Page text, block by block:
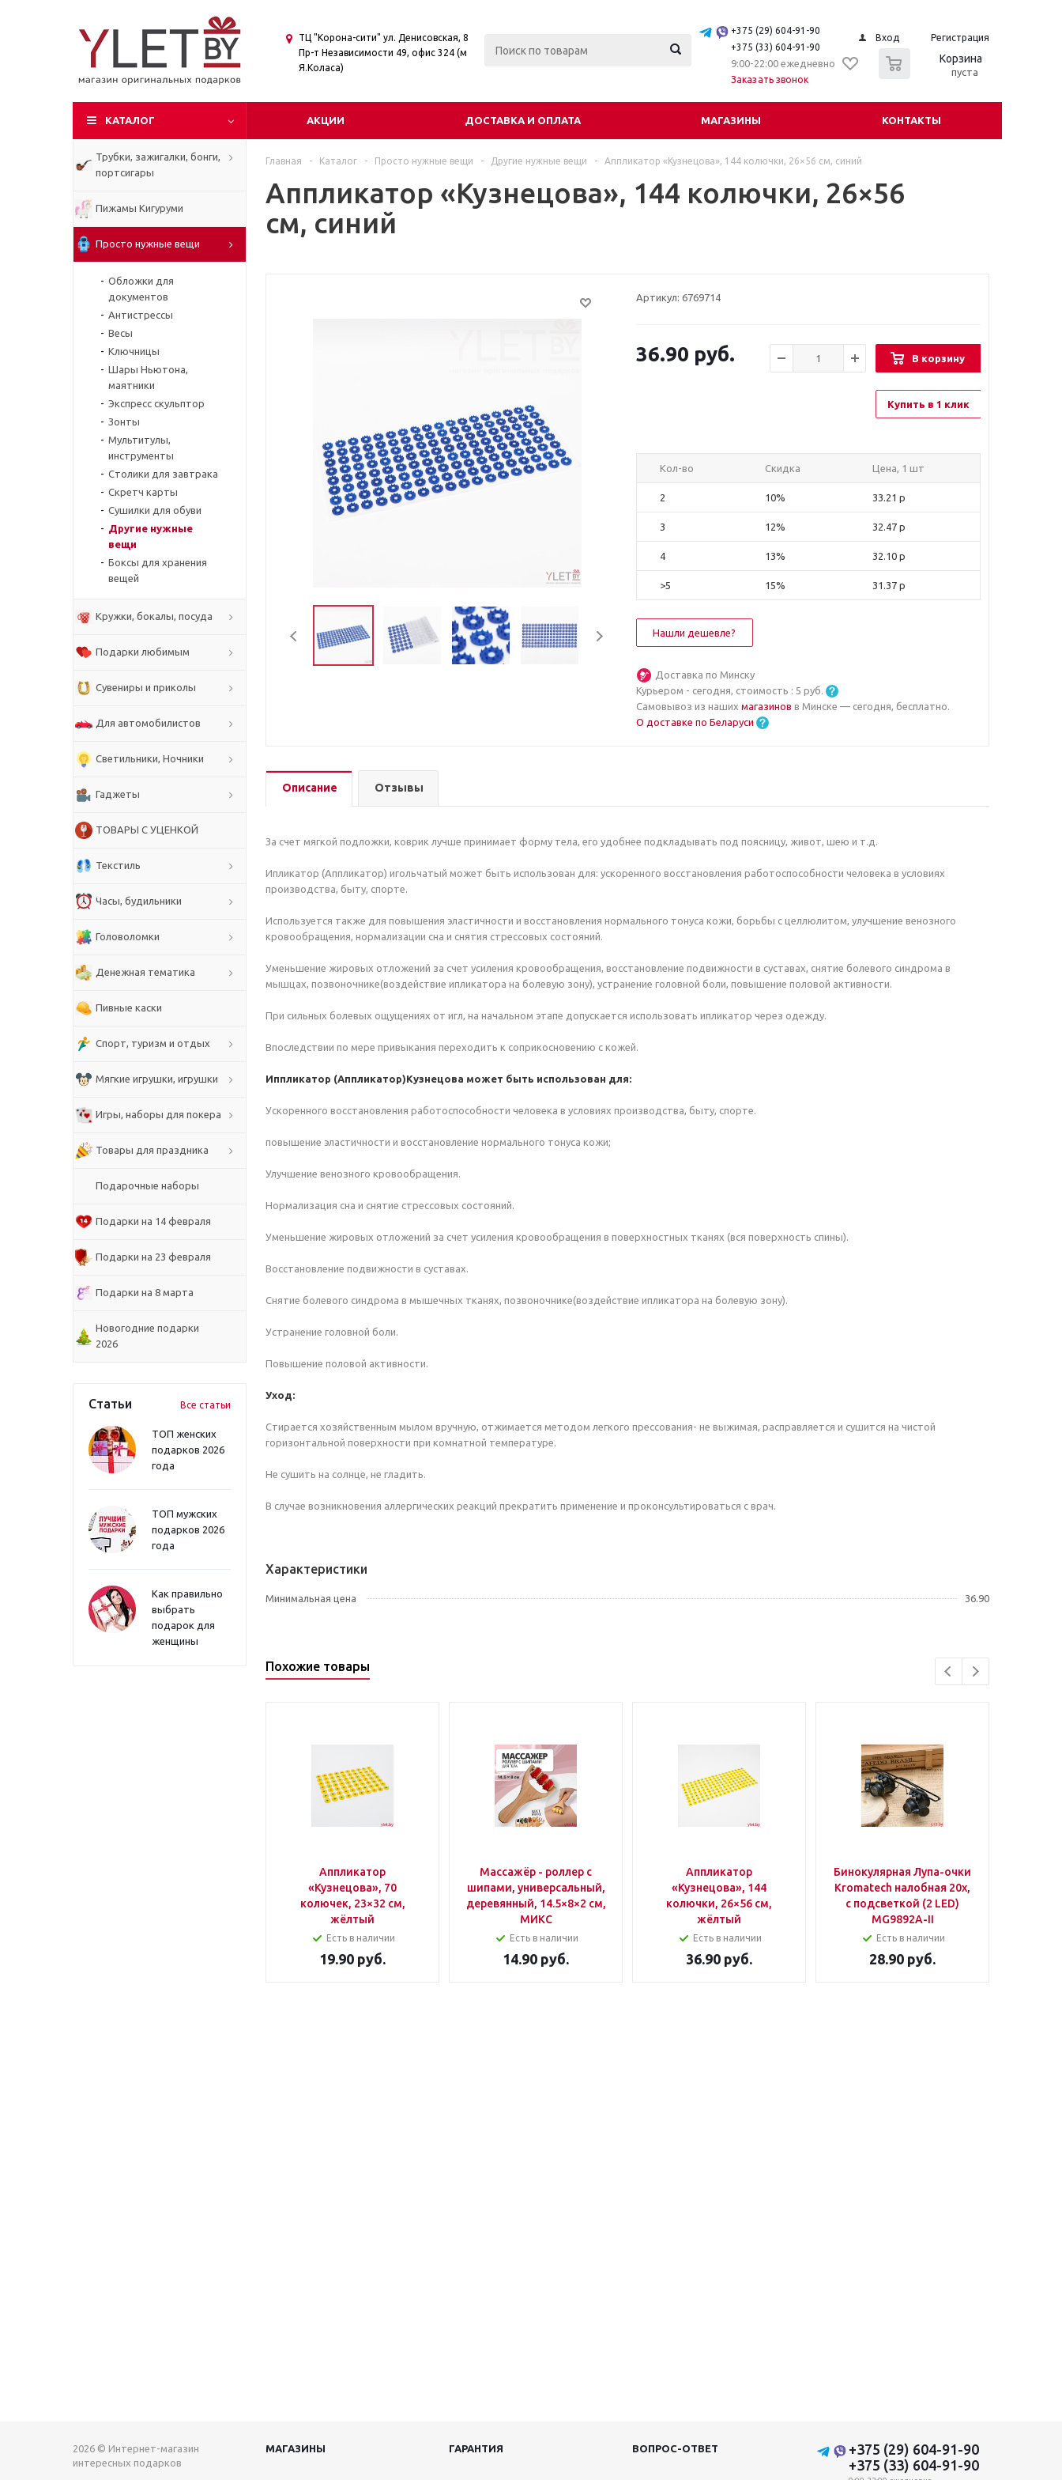
ТЦ "Корона-сити" ул. Денисовская, 8
Пр-т Независимости 49, офис 324 (м
Я.Коласа)
+375 (29) 604-91-90
+375 (33) 604-91-90
9:00-22:00 ежедневно
Заказать звонок
Вход Регистрация
Корзина
пуста
КАТАЛОГ АКЦИИ ДОСТАВКА И ОПЛАТА МАГАЗИНЫ КОНТАКТЫ
Трубки, зажигалки, бонги,
портсигары
Пижамы Кигуруми
Просто нужные вещи
Обложки для
документов
Антистрессы
Весы
Ключницы
Шары Ньютона,
маятники
Экспресс скульптор
Зонты
Мультитулы,
инструменты
Столики для завтрака
Скретч карты
Сушилки для обуви
Другие нужные
вещи
Боксы для хранения
вещей
Кружки, бокалы, посуда
Подарки любимым
Сувениры и приколы
Для автомобилистов
Светильники, Ночники
Гаджеты
ТОВАРЫ С УЦЕНКОЙ
Текстиль
Часы, будильники
Головоломки
Денежная тематика
Пивные каски
Спорт, туризм и отдых
Мягкие игрушки, игрушки
Игры, наборы для покера
Товары для праздника
Подарочные наборы
Подарки на 14 февраля
Подарки на 23 февраля
Подарки на 8 марта
Новогодние подарки
2026
Статьи Все статьи
ТОП женских
подарков 2026
года
ТОП мужских
подарков 2026
года
Как правильно
выбрать
подарок для
женщины
Главная - Каталог - Просто нужные вещи - Другие нужные вещи - Аппликатор «Кузнецова», 144 колючки, 26×56 см, синий
Аппликатор «Кузнецова», 144 колючки, 26×56
см, синий
Артикул: 6769714
36.90 руб. В корзину
Купить в 1 клик
Кол-во Скидка Цена, 1 шт
2 10% 33.21 р
3 12% 32.47 р
4 13% 32.10 р
>5 15% 31.37 р
Нашли дешевле?
Доставка по Минску
Курьером - сегодня, стоимость : 5 руб.
Самовывоз из наших магазинов в Минске — сегодня, бесплатно.
О доставке по Беларуси
Описание Отзывы
За счет мягкой подложки, коврик лучше принимает форму тела, его удобнее подкладывать под поясницу, живот, шею и т.д.
Ипликатор (Аппликатор) игольчатый может быть использован для: ускоренного восстановления работоспособности человека в условиях
производства, быту, спорте.
Используется также для повышения эластичности и восстановления нормального тонуса кожи, борьбы с целлюлитом, улучшение венозного
кровообращения, нормализации сна и снятия стрессовых состояний.
Уменьшение жировых отложений за счет усиления кровообращения, восстановление подвижности в суставах, снятие болевого синдрома в
мышцах, позвоночнике(воздействие ипликатора на болевую зону), устранение головной боли, повышение половой активности.
При сильных болевых ощущениях от игл, на начальном этапе допускается использовать ипликатор через одежду.
Впоследствии по мере привыкания переходить к соприкосновению с кожей.
Иппликатор (Аппликатор)Кузнецова может быть использован для:
Ускоренного восстановления работоспособности человека в условиях производства, быту, спорте.
повышение эластичности и восстановление нормального тонуса кожи;
Улучшение венозного кровообращения.
Нормализация сна и снятие стрессовых состояний.
Уменьшение жировых отложений за счет усиления кровообращения в поверхностных тканях (вся поверхность спины).
Восстановление подвижности в суставах.
Снятие болевого синдрома в мышечных тканях, позвоночнике(воздействие ипликатора на болевую зону).
Устранение головной боли.
Повышение половой активности.
Уход:
Стирается хозяйственным мылом вручную, отжимается методом легкого прессования- не выжимая, расправляется и сушится на чистой
горизонтальной поверхности при комнатной температуре.
Не сушить на солнце, не гладить.
В случае возникновения аллергических реакций прекратить применение и проконсультироваться с врач.
Характеристики
Минимальная цена 36.90
Похожие товары
Аппликатор
«Кузнецова», 70
колючек, 23×32 см,
жёлтый
Есть в наличии
19.90 руб.
Массажёр - роллер с
шипами, универсальный,
деревянный, 14.5×8×2 см,
МИКС
Есть в наличии
14.90 руб.
Аппликатор
«Кузнецова», 144
колючки, 26×56 см,
жёлтый
Есть в наличии
36.90 руб.
Бинокулярная Лупа-очки
Kromatech налобная 20x,
с подсветкой (2 LED)
MG9892A-II
Есть в наличии
28.90 руб.
2026 © Интернет-магазин
интересных подарков
МАГАЗИНЫ ГАРАНТИЯ ВОПРОС-ОТВЕТ
+375 (29) 604-91-90
+375 (33) 604-91-90